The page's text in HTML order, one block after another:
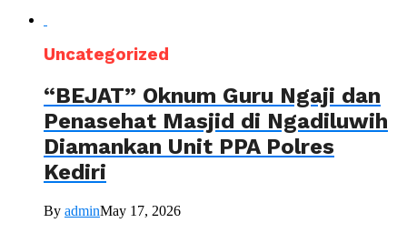
Uncategorized
“BEJAT” Oknum Guru Ngaji dan
Penasehat Masjid di Ngadiluwih
Diamankan Unit PPA Polres
Kediri
By adminMay 17, 2026